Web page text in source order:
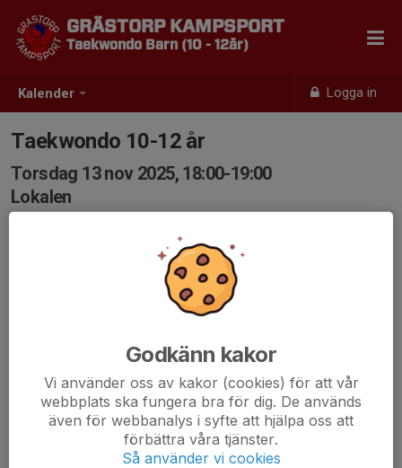
Kalender Logga in
GRÄSTORP KAMPSPORT
Taekwondo Barn (10 - 12år)
Taekwondo 10-12 år
Torsdag 13 nov 2025, 18:00-19:00
Lokalen
Godkänn kakor
Vi använder oss av kakor (cookies) för att vår
webbplats ska fungera bra för dig. De används
även för webbanalys i syfte att hjälpa oss att
förbättra våra tjänster.
Så använder vi cookies